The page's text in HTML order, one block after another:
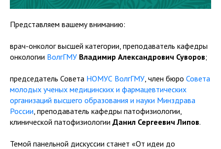
Представляем вашему вниманию:
врач-онколог высшей категории, преподаватель кафедры
онкологии ВолгГМУ Владимир Александрович Суворов;
председатель Совета НОМУС ВолгГМУ, член бюро Совета
молодых ученых медицинских и фармацевтических
организаций высшего образования и науки Минздрава
России, преподаватель кафедры патофизиологии,
клинической патофизиологии Данил Сергеевич Липов.
Темой панельной дискуссии станет «От идеи до